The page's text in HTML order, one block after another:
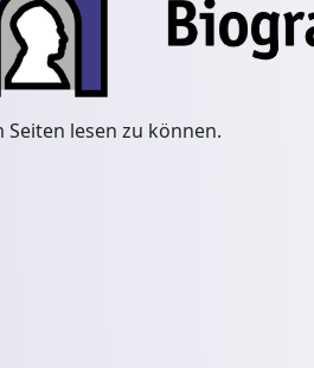
Seiten lesen zu können.